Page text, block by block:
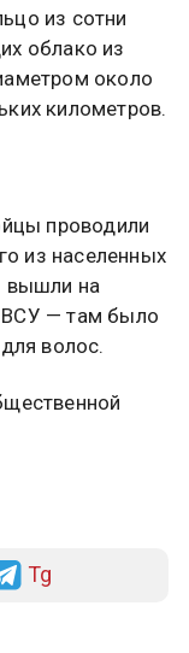
из сотни
облако из
около
километров.
проводили
из населенных
вышли на
ВСУ — там было
волос.
Tg